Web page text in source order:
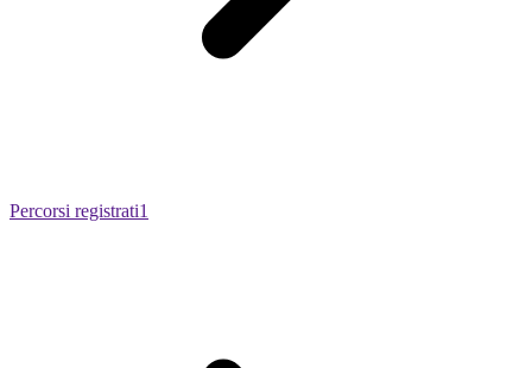
Percorsi registrati1